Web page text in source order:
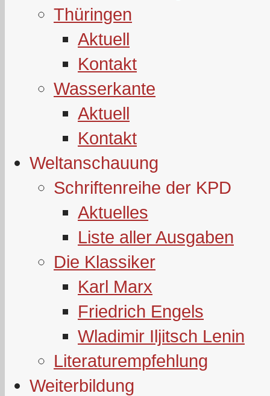
Thüringen
Aktuell
Kontakt
Wasserkante
Aktuell
Kontakt
Weltanschauung
Schriftenreihe der KPD
Aktuelles
Liste aller Ausgaben
Die Klassiker
Karl Marx
Friedrich Engels
Wladimir Iljitsch Lenin
Literaturempfehlung
Weiterbildung